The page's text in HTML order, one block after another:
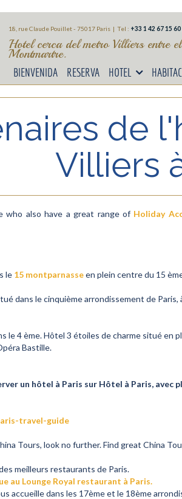
18, rue Claude Pouillet - 75017 Paris | Tel : +33 1 42 67 15 60
Hotel cerca del metro Villiers entre
Montmartre.
BIENVENIDA RESERVA HOTEL
de
Villiers
who also have a great range of Holiday
le 15 montparnasseen plein centre du 15
dans le cinquième arrondissement de
le 4 ème. Hôtel 3 étoiles de charme situé en
Bastille.
un hôtel à Paris sur Hôtel à Paris, avec
travel-guide
Tours, look no further. Find great China
meilleurs restaurants de Paris.
au Lounge Royal restaurant à Paris.
accueille dans les 17ème et le 18ème